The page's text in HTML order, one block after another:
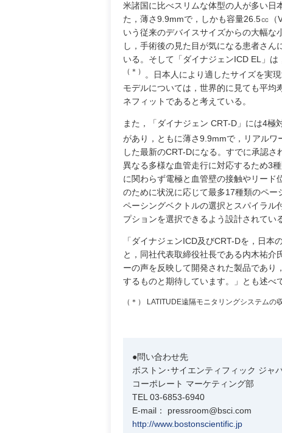
米諸国に比べスリムな体型の人が多い日
た，薄さ9.9mmで，しかも容量26.5㏄（
いう従来のデバイスサイズからの大幅な
し，手術後の見た目が気になる患者さん
いる。そして「ダイナジェンICD EL」
（＊）
。日本人により適したサイズを実
モデルについては，世界的に見ても平
ネフィットであると考えている。
また，「ダイナジェン CRT-D」には4極
があり，ともに薄さ9.9mmで，リアル
した最新のCRT-Dになる。すでに承認
異なる多様な血管走行に対応するため3
に関わらず電極と血管壁の接触やリード
のために状況に応じて最多17種類のペ
ペーシングベクトルの選択とスパイラル
プションを選択できるよう設計されている
「ダイナジェンICD及びCRT-Dを，日本
と，同社代表取締役社長である内木祐
ーの声を反映して開発された製品であり
するものと期待しています。」とも述べ
（＊） LATITUDE遠隔モニタリングシステムの
●問い合わせ先
ボストン･サイエンティフィック ジャ
コーポレート マーケティング部
TEL 03-6853-6940
E-mail： pressroom@bsci.com
http://www.bostonscientific.jp